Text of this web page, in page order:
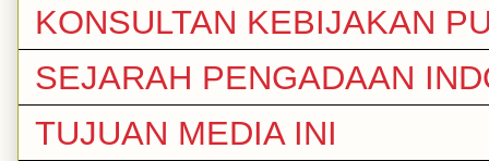
KONSULTAN KEBIJAKAN
SEJARAH PENGADAAN
TUJUAN MEDIA INI